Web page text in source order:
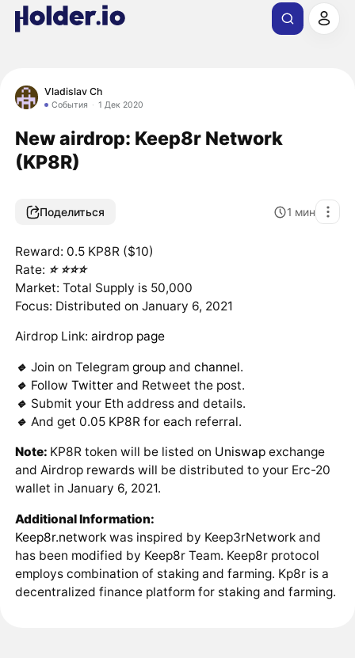
Vladislav Ch
События 1 Дек 2020
New airdrop: Keep8r Network
(KP8R)
Поделиться 1 мин
Reward: 0.5 KP8R ($10)
Rate: ⭐️ ⭐️⭐️⭐️
Market: Total Supply is 50,000
Focus: Distributed on January 6, 2021
Airdrop Link: airdrop page
🔹 Join on Telegram groupand channel.
🔹 Follow Twitterand Retweet the post.
🔹 Submit your Eth address and details.
🔹 And get 0.05 KP8R for each referral.
Note: KP8R token will be listed on Uniswapexchange
and Airdrop rewards will be distributed to your Erc-20
wallet in January 6, 2021.
Additional Information:
Keep8r.networkwas inspired by Keep3rNetwork and
has been modified by Keep8r Team. Keep8r protocol
employs combination of staking and farming. Kp8r is a
decentralized finance platform for staking and farming.